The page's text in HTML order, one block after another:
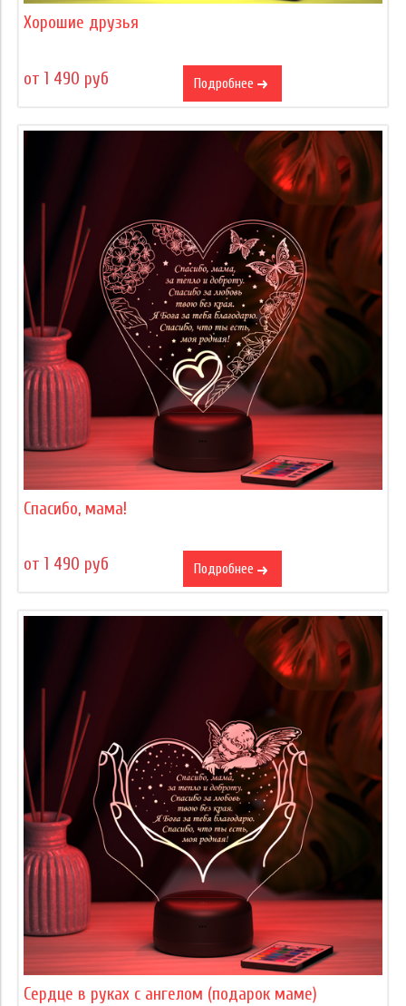
Хорошие друзья
от 1 490 руб Подробнее
Спасибо, мама!
от 1 490 руб Подробнее
Сердце в руках с ангелом (подарок маме)